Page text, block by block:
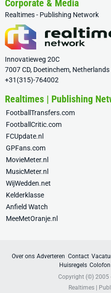
Corporate & Media
Realtimes - Publishing Network
Innovatieweg 20C
7007 CD, Doetinchem, Netherlands
+31(315)-764002
Realtimes | Publishing
FootballTransfers.com
FootballCritic.com
FCUpdate.nl
GPFans.com
MovieMeter.nl
MusicMeter.nl
WijWedden.net
Kelderklasse
Anfield Watch
MeeMetOranje.nl
Over ons Adverteren Contact
Huisregels Colofon
Copyright (©) 2005
Realtimes |